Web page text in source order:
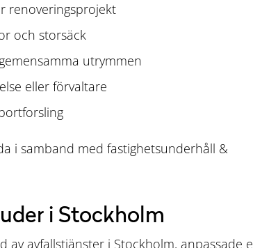
renoveringsprojekt
och storsäck
utrymmen
eller förvaltare
i samband med fastighetsunderhåll &
i Stockholm
avfallstjänster i Stockholm, anpassade